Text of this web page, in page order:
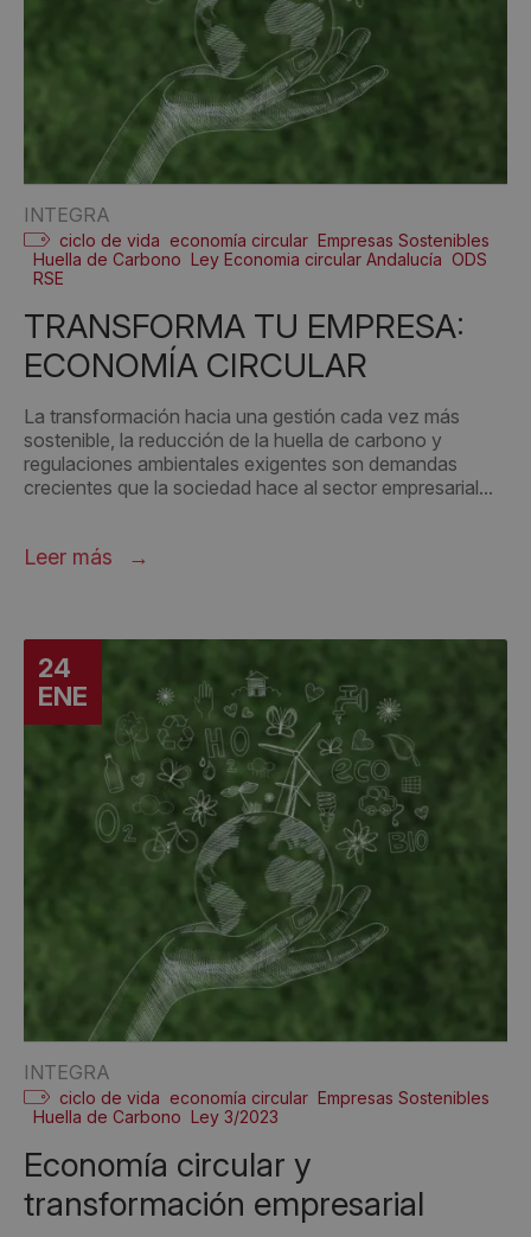
INTEGRA
ciclo de vida economía circular Empresas Sostenibles
Huella de Carbono Ley Economia circular Andalucía ODS
RSE
TRANSFORMA TU EMPRESA:
ECONOMÍA CIRCULAR
La transformación hacia una gestión cada vez más
sostenible, la reducción de la huella de carbono y
regulaciones ambientales exigentes son demandas
crecientes que la sociedad hace al sector empresarial...
Leer más
24
ENE
INTEGRA
ciclo de vida economía circular Empresas Sostenibles
Huella de Carbono Ley 3/2023
Economía circular y
transformación empresarial